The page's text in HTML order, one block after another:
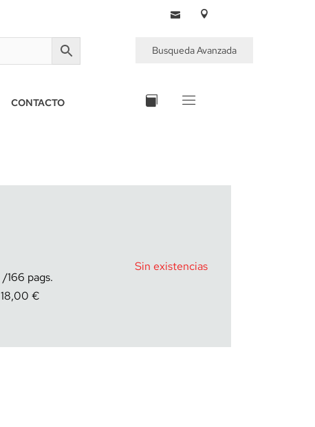
Busqueda Avanzada
CONTACTO
166
18,00 €
Sin existencias